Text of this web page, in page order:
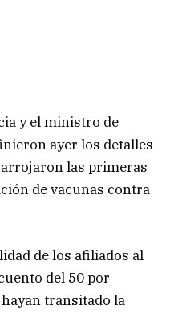
y el ministro de
ayer los detalles
las primeras
de vacunas contra
de los afiliados al
del 50 por
transitado la